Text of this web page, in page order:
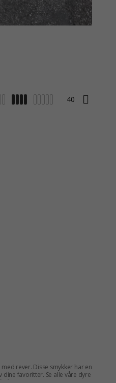
rever. Disse smykker har en
dine favoritter. Se alle våre dyre